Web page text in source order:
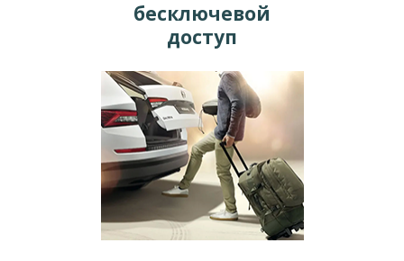
бесключевой
доступ